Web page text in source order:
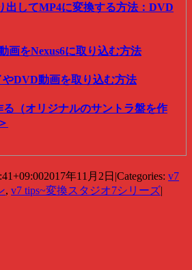
してMP4に変換する方法：DVD
画をNexus6に取り込む方法
DVD動画を取り込む方法
（オリジナルのサントラ盤を作
2017年11月2日 Categories: v7
, v7 tips~変換スタジオ7シリーズ